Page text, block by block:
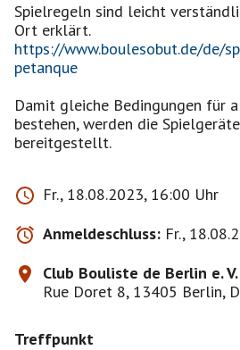
Spielregeln sind leicht
https://www.boulesobut.de/de/
petanque
Damit gleiche Bedingungen für
bestehen, werden die
bereitgestellt.
Fr., 18.08.2023, 16:00 Uhr
Anmeldeschluss: Fr.,
Club Bouliste de Berlin e. V.
Rue Doret 8, 13405 Berlin,
Treffpunkt